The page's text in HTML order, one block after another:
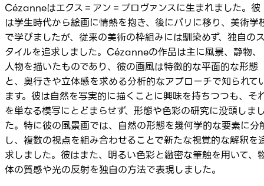
Cézanneはエクス＝アン＝プロヴァンスに生まれました。彼
は学生時代から絵画に情熱を抱き、後にパリに移り、美術学
で学びましたが、従来の美術の枠組みには馴染めず、独自の
タイルを追求しました。Cézanneの作品は主に風景、静物、
人物を描いたものであり、彼の画風は特徴的な平面的な形態
と、奥行きや立体感を求める分析的なアプローチで知られて
ます。彼は自然を写実的に描くことに興味を持ちつつも、そ
を単なる模写にとどまらせず、形態や色彩の研究に没頭しま
た。特に彼の風景画では、自然の形態を幾何学的な要素に分
し、複数の視点を組み合わせることで新たな視覚的な解釈を
求しました。彼はまた、明るい色彩と緻密な筆触を用いて、
体の質感や光の反射を独自の方法で表現しました。